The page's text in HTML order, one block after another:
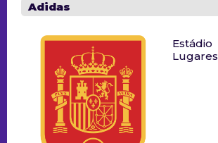
Adidas
Estádio
Lugares